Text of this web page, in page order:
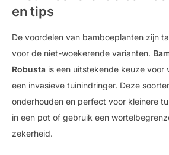
en tips
De voordelen van bamboeplanten zijn
voor de niet-woekerende varianten.
Robusta is een uitstekende keuze voor
een invasieve tuinindringer. Deze
onderhouden en perfect voor kleinere
in een pot of gebruik een
zekerheid.